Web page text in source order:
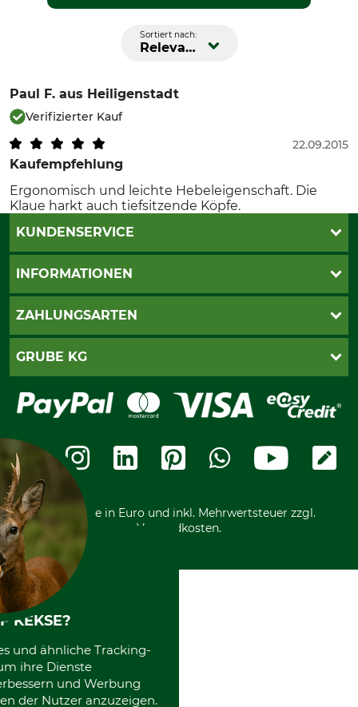
Sortiert nach:
Relevanz
Paul F. aus Heiligenstadt
Verifizierter Kauf
Kaufempfehlung
22.09.2015
Ergonomisch und leichte Hebeleigenschaft. Die
Klaue harkt auch tiefsitzende Köpfe.
KUNDENSERVICE
Live-Shopping
Seilwindenprüfung
Cookie-Einstellungen
INFORMATIONEN
AGB
Bestellung widerrufen
Widerrufsformular
Kostenloser Rückversand
Nachhaltigkeit
Entsorgung und Umwelt
Datenschutz Print
ZAHLUNGSARTEN
PayPal
Bankeinzug
Ratenkauf
Vorkasse
GRUBE KG
Leitbild
Karriere
Ladengeschäft
Motorgeräteshop
Über uns
Community
International
Kooperationen
Alle Preise in Euro und inkl. Mehrwertsteuer zzgl.
Versandkosten.
KEKSE?
und ähnliche Tracking-
ihre Dienste
und Werbung
der Nutzer anzuzeigen.